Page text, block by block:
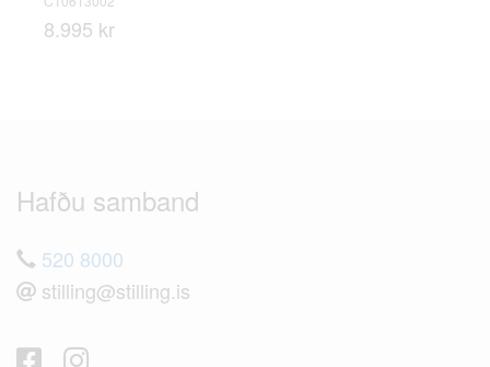
8.995 kr
Hafðu samband
520 8000
stilling@stilling.is